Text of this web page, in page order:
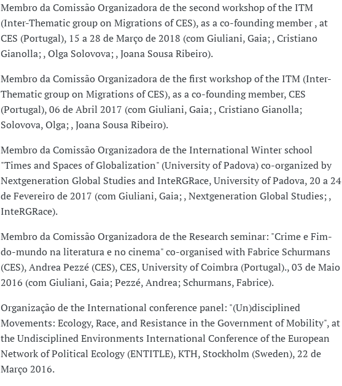
Membro da Comissão Organizadora de the second workshop of the ITM
(Inter-Thematic group on Migrations of CES), as a co-founding member , at
CES (Portugal), 15 a 28 de Março de 2018 (com Giuliani, Gaia; , Cristiano
Gianolla; , Olga Solovova; , Joana Sousa Ribeiro).
Membro da Comissão Organizadora de the first workshop of the ITM (Inter-
Thematic group on Migrations of CES), as a co-founding member, CES
(Portugal), 06 de Abril 2017 (com Giuliani, Gaia; , Cristiano Gianolla;
Solovova, Olga; , Joana Sousa Ribeiro).
Membro da Comissão Organizadora de the International Winter school
"Times and Spaces of Globalization" (University of Padova) co-organized by
Nextgeneration Global Studies and InteRGRace, University of Padova, 20 a 24
de Fevereiro de 2017 (com Giuliani, Gaia; , Nextgeneration Global Studies; ,
InteRGRace).
Membro da Comissão Organizadora de the Research seminar: "Crime e Fim-
do-mundo na literatura e no cinema" co-organised with Fabrice Schurmans
(CES), Andrea Pezzé (CES), CES, University of Coimbra (Portugal)., 03 de Maio
2016 (com Giuliani, Gaia; Pezzé, Andrea; Schurmans, Fabrice).
Organização de the International conference panel: "(Un)disciplined
Movements: Ecology, Race, and Resistance in the Government of Mobility", at
the Undisciplined Environments International Conference of the European
Network of Political Ecology (ENTITLE), KTH, Stockholm (Sweden), 22 de
Março 2016.